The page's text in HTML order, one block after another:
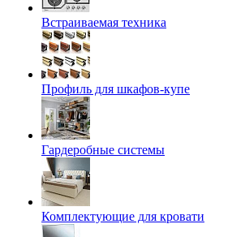
Встраиваемая техника
Профиль для шкафов-купе
Гардеробные системы
Комплектующие для кровати